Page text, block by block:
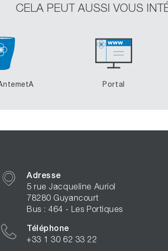
CELA PEUT AUSSI VOUS
Portal
Adresse
5 rue Jacqueline Auriol
78280 Guyancourt
Bus : 464 - Les Portiques
Téléphone
+33 1 30 62 33 22